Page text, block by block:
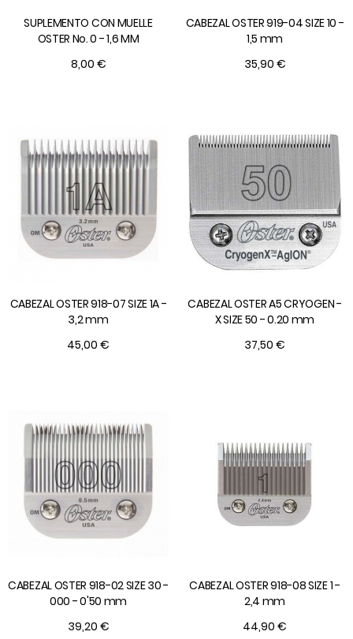
SUPLEMENTO CON MUELLE
OSTER No. 0 - 1,6 MM
8,00 €
CABEZAL OSTER 919-04 SIZE 10 -
1,5 mm
35,90 €
CABEZAL OSTER 918-07 SIZE 1A -
3,2 mm
45,00 €
CABEZAL OSTER A5 CRYOGEN -
X SIZE 50 - 0.20 mm
37,50 €
CABEZAL OSTER 918-02 SIZE 30 -
000 - 0'50 mm
39,20 €
CABEZAL OSTER 918-08 SIZE 1 -
2,4 mm
44,90 €